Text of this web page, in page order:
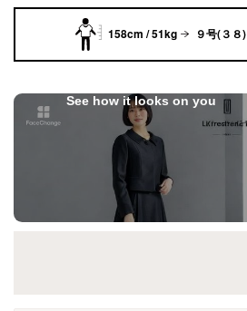
158cm / 51kg ９号(３８)
See how it looks on you